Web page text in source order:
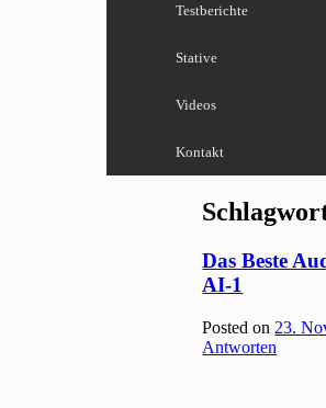
Testberichte
Stative
Videos
Kontakt
Das Beste
AI-1
Posted on 23.
Antworten